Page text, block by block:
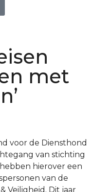
met
voor de Diensthond
van stichting
hierover een
van de
Veiligheid. Dit jaar